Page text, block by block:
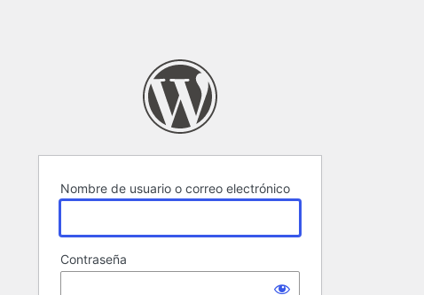
Nombre de usuario o correo electrónico
Contraseña